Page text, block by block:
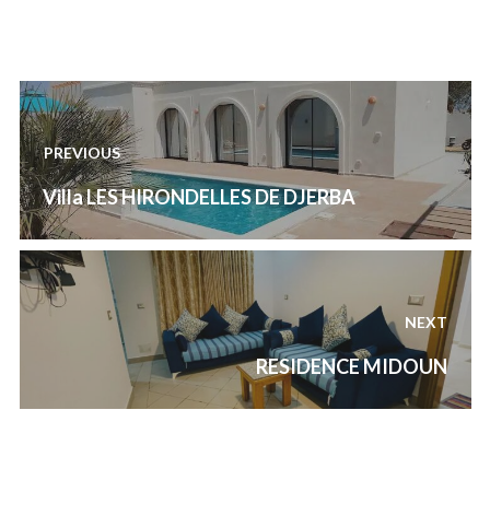
Navigation
de
l’article
PREVIOUS
Previous
post:
Villa LES HIRONDELLES DE DJERBA
NEXT
RESIDENCE MIDOUN